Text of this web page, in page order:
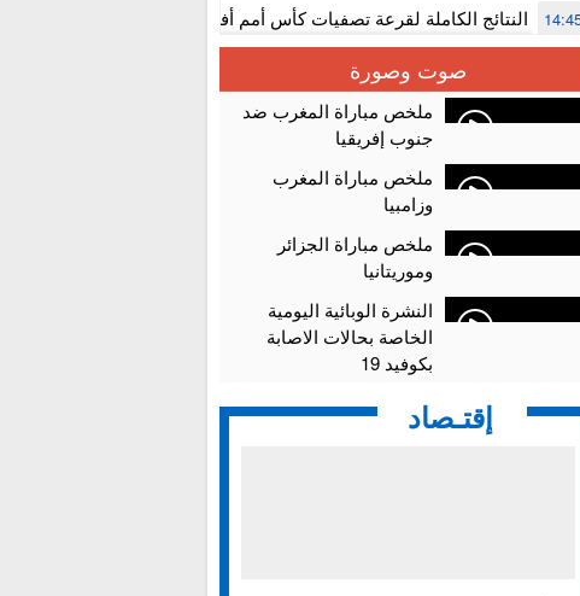
الألعاب الإلكترونية
النتائج الكاملة لقرعة تصفيات كأس أمم أفريقيا 2027
سلا.. توقيف ثلاثة مروجين وحجز أكثر من 4300 قرص مخدر وكوكايين وإكستازي
أقراص مهلوسة داخل فضاء للشيشة تستنفر شرطة أكادير
صوت وصورة
ملخص مباراة المغرب ضد
جنوب إفريقيا
ملخص مباراة المغرب
وزامبيا
ملخص مباراة الجزائر
وموريتانيا
النشرة الوبائية اليومية
الخاصة بحالات الاصابة
بكوفيد 19
إقتـصاد